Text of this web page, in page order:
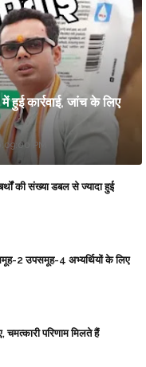
हुई कार्रवाई, जांच के लिए
PM
की संख्या डबल से ज्यादा हुई
2 उपसमूह-4 अभ्यर्थियों के लिए
चमत्कारी परिणाम मिलते हैं